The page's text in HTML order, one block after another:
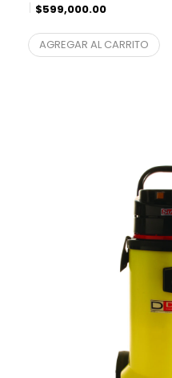
$599,000.00
AGREGAR AL CARRITO